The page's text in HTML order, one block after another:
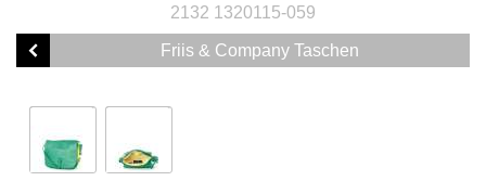
2132 1320115-059
Friis & Company Taschen